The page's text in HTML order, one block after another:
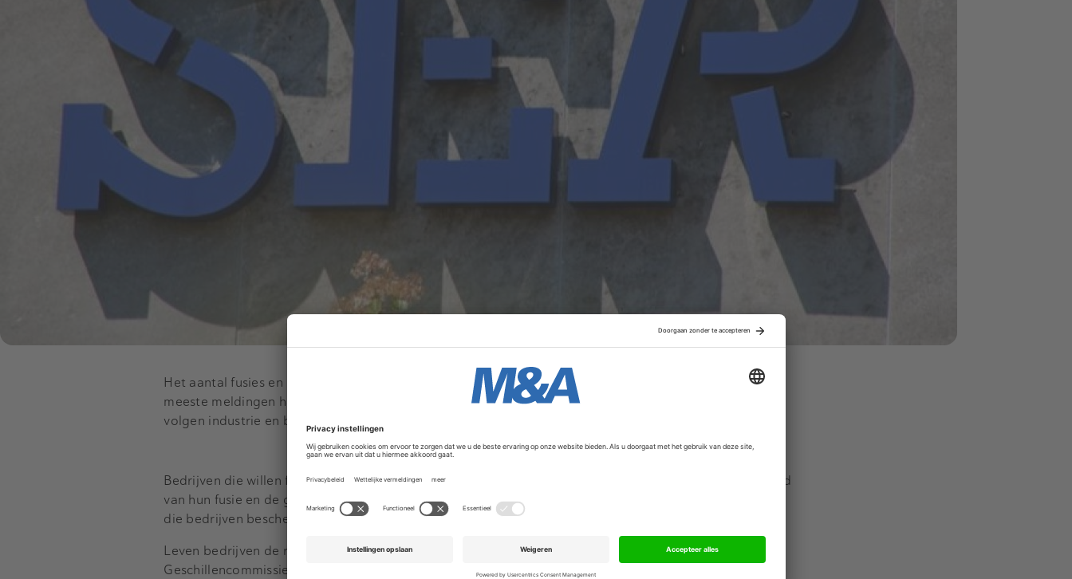
Het aantal fusies en overnames steeg in 2024 met 16,9 procent ten opzichte van het jaar daarvoor. De
meeste meldingen hadden vorig jaar betrekking op de dienstensector, goed voor 374 fusies. Daarna
volgen industrie en bouw (217), handel (144) en de non-profitsector (130).
Advertentie
Bedrijven die willen fuseren, moeten betrokken vakbonden en de SER op tijd informeren over de inhoud
van hun fusie en de gevolgen daarvan voor werknemers. Zo moeten de belangen van werknemers van
die bedrijven beschermd worden. Daarvoor heeft de SER zogeheten fusiegedragsregels opgesteld.
Leven bedrijven de regels niet na, dan kunnen bonden of fusiepartijen een klacht indienen bij de
Geschillencommissie Fusiegedragsregels. Deze commissie handelde vorig jaar twee geschillen af,